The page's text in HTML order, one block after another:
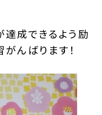
成できるよう励
んばります！